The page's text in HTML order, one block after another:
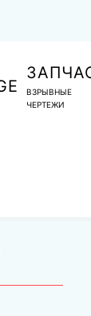
ВЗРЫВНЫЕ
ЧЕРТЕЖИ